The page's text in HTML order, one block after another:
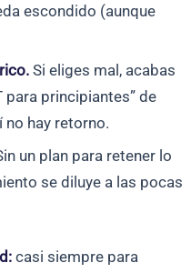
escondido (aunque
Si eliges mal, acabas
para principiantes” de
no hay retorno.
un plan para retener lo
se diluye a las pocas
casi siempre para